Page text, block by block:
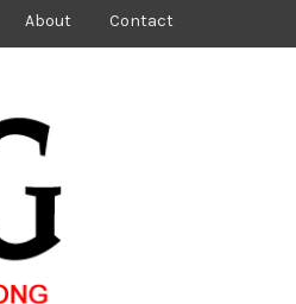
About Contact